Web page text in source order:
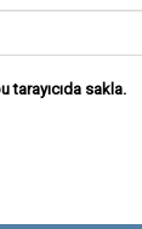
tarayıcıda sakla.